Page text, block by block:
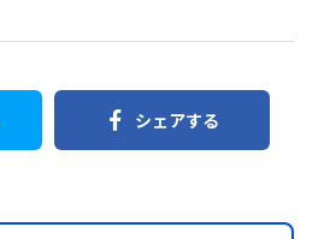
シェアする